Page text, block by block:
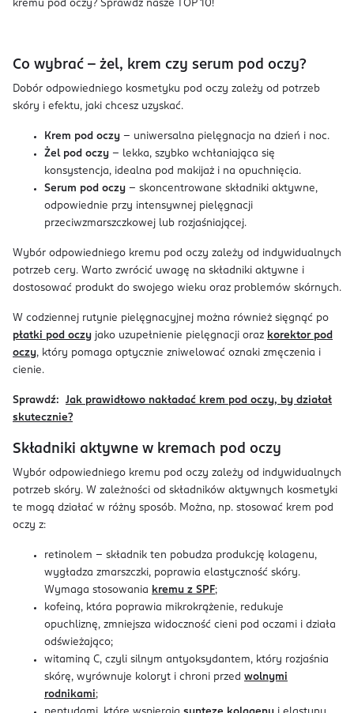
kremu pod oczy? Sprawdź nasze TOP 10!
Co wybrać - żel, krem czy serum pod oczy?
Dobór odpowiedniego kosmetyku pod oczy zależy od potrzeb
skóry i efektu, jaki chcesz uzyskać.
Krem pod oczy – uniwersalna pielęgnacja na dzień i noc.
Żel pod oczy – lekka, szybko wchłaniająca się
konsystencja, idealna pod makijaż i na opuchnięcia.
Serum pod oczy – skoncentrowane składniki aktywne,
odpowiednie przy intensywnej pielęgnacji
przeciwzmarszczkowej lub rozjaśniającej.
Wybór odpowiedniego kremu pod oczy zależy od indywidualnych
potrzeb cery. Warto zwrócić uwagę na składniki aktywne i
dostosować produkt do swojego wieku oraz problemów skórnych.
W codziennej rutynie pielęgnacyjnej można również sięgnąć po
płatki pod oczy jako uzupełnienie pielęgnacji oraz korektor pod
oczy, który pomaga optycznie zniwelować oznaki zmęczenia i
cienie.
Sprawdź: Jak prawidłowo nakładać krem pod oczy, by działał
skutecznie?
Składniki aktywne w kremach pod oczy
Wybór odpowiedniego kremu pod oczy zależy od indywidualnych
potrzeb skóry. W zależności od składników aktywnych kosmetyki
te mogą działać w różny sposób. Można, np. stosować krem pod
oczy z:
retinolem – składnik ten pobudza produkcję kolagenu,
wygładza zmarszczki, poprawia elastyczność skóry.
Wymaga stosowania kremu z SPF;
kofeiną, która poprawia mikrokrążenie, redukuje
opuchliznę, zmniejsza widoczność cieni pod oczami i działa
odświeżająco;
witaminą C, czyli silnym antyoksydantem, który rozjaśnia
skórę, wyrównuje koloryt i chroni przed wolnymi
rodnikami;